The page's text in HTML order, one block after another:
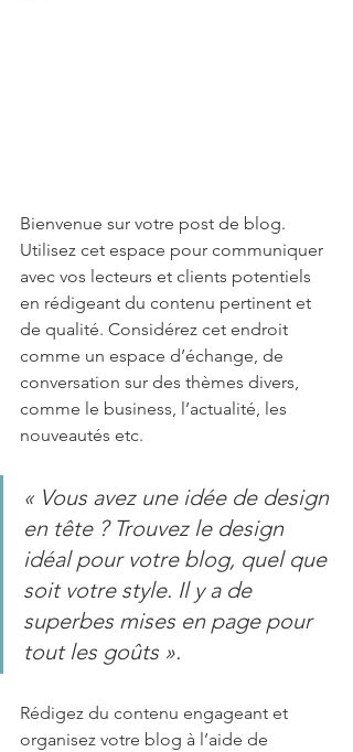
Bienvenue sur votre post de blog.
Utilisez cet espace pour communiquer
avec vos lecteurs et clients potentiels
en rédigeant du contenu pertinent et
de qualité. Considérez cet endroit
comme un espace d’échange, de
conversation sur des thèmes divers,
comme le business, l’actualité, les
nouveautés etc.
« Vous avez une idée de design
en tête ? Trouvez le design
idéal pour votre blog, quel que
soit votre style. Il y a de
superbes mises en page pour
tout les goûts ».
Rédigez du contenu engageant et
organisez votre blog à l’aide de